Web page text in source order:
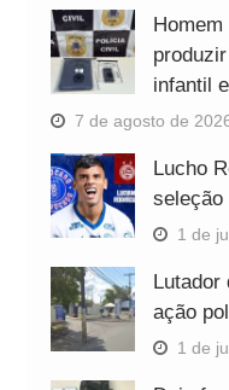
infantil
7 de agosto de
Lucho
seleção
1 de
Lutador
ação
1 de